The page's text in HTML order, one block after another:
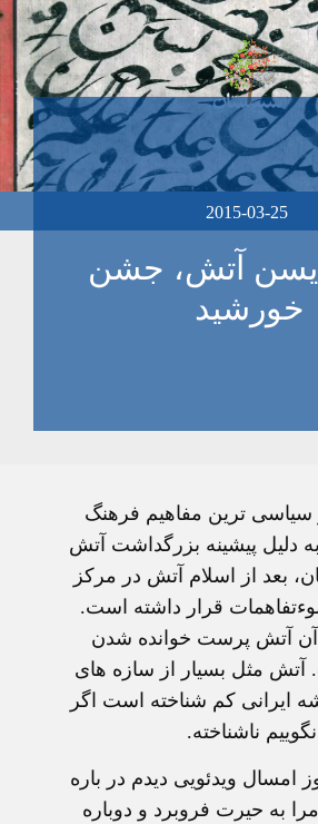
2015-03-25
یسن آتش، جشن
خورشید
سیاسی ترین مفاهیم فرهنگ
دلیل پیشینه بزرگداشت آتش
بعد از اسلام آتش در مرکز
قرار داشته است.
آن آتش پرست خوانده شدن
آتش مثل بسیار از سازه های
ایرانی کم شناخته است اگر
نگوییم ناشناخته.
امسال ویدئویی دیدم در باره
به حیرت فروبرد و دوباره